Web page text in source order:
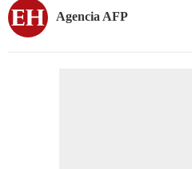
Agencia AFP